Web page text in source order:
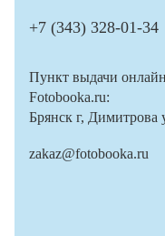
+7 (343) 328-01-34
Пункт выдачи
Fotobooka.ru:
Брянск г, Димитрова
zakaz@fotobooka.ru